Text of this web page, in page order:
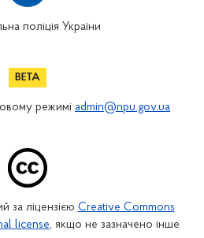
поліція України
режимі admin@npu.gov.ua
за ліцензією Creative Commons
license, якщо не зазначено інше